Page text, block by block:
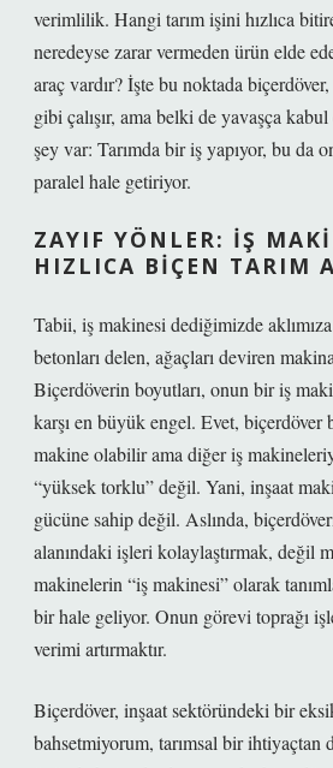
verimlilik. Hangi tarım işini hızlıca
neredeyse zarar vermeden ürün elde
araç vardır? İşte bu noktada
gibi çalışır, ama belki de yavaşça
şey var: Tarımda bir iş yapıyor, bu da
paralel hale getiriyor.
ZAYIF YÖNLER: İŞ
HIZLICA BIÇEN TARIM
Tabii, iş makinesi dediğimizde
betonları delen, ağaçları deviren
Biçerdöverin boyutları, onun bir iş
karşı en büyük engel. Evet,
makine olabilir ama diğer iş
“yüksek torklu” değil. Yani, inşaat
gücüne sahip değil. Aslında,
alanındaki işleri kolaylaştırmak, değil
makinelerin “iş makinesi” olarak
bir hale geliyor. Onun görevi toprağı
verimi artırmaktır.
Biçerdöver, inşaat sektöründeki bir
bahsetmiyorum, tarımsal bir ihtiyaçtan